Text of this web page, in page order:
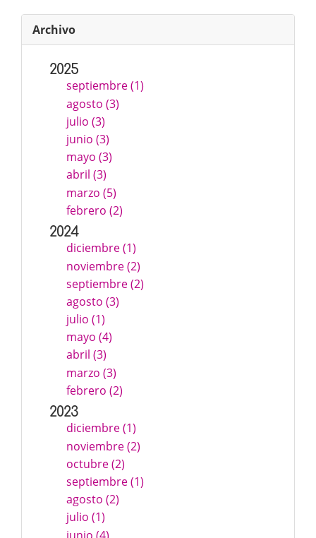
Archivo
2025
septiembre (1)
agosto (3)
julio (3)
junio (3)
mayo (3)
abril (3)
marzo (5)
febrero (2)
2024
diciembre (1)
noviembre (2)
septiembre (2)
agosto (3)
julio (1)
mayo (4)
abril (3)
marzo (3)
febrero (2)
2023
diciembre (1)
noviembre (2)
octubre (2)
septiembre (1)
agosto (2)
julio (1)
junio (4)